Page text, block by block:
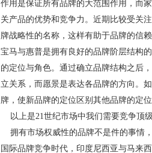
作用是保证所有品牌的大范围作用，而
关产品的优势和竞争力。近期比较受关
牌战略性的名称，这样有助于品牌的信
宝马与惠普是拥有良好的品牌阶层结构
的定位与角色。通过确立品牌结构之后
立关系，而愿景是表达各品牌的方向。
牌，使新品牌的定位区别其他品牌的定
以上是21世纪市场中我们需要竞争顶
拥有市场权威性的品牌不是件的事情
国际品牌竞争时代，印度尼西亚与马来